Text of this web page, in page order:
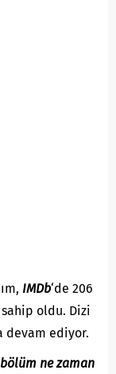
IMDb‘de 206
oldu. Dizi
devam ediyor.
ne zaman